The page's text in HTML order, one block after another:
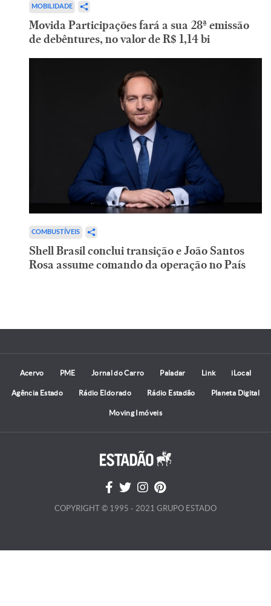
MOBILIDADE
Movida Participações fará a sua 28ª emissão
de debêntures, no valor de R$ 1,14 bi
COMBUSTÍVEIS
Shell Brasil conclui transição e João Santos
Rosa assume comando da operação no País
Acervo PME Jornal do Carro Paladar Link iLocal
Agência Estado Rádio Eldorado Rádio Estadão Planeta Digital
Moving Imóveis
COPYRIGHT © 1995 - 2021 GRUPO ESTADO